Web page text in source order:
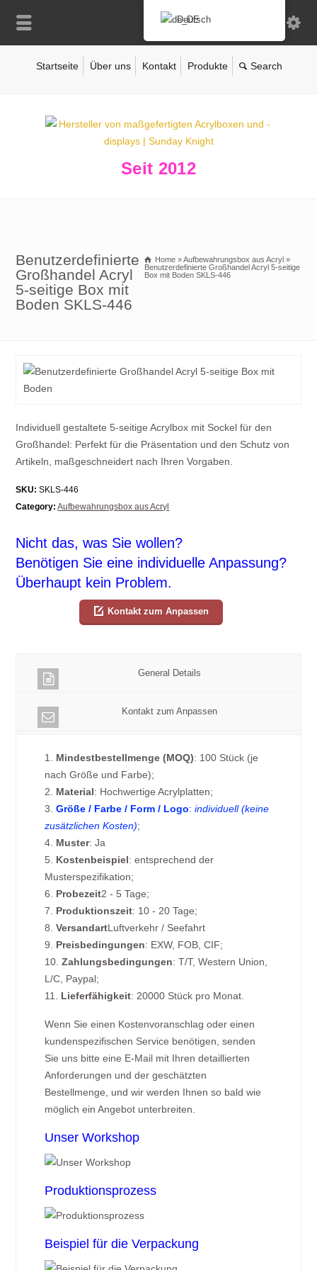
Startseite Über uns Kontakt Produkte
Seit 2012
Benutzerdefinierte
Großhandel Acryl
5-seitige Box mit
Boden SKLS-446
Home »Aufbewahrungsbox aus Acryl »
Benutzerdefinierte Großhandel Acryl 5-seitige
Box mit Boden SKLS-446
Individuell gestaltete 5-seitige Acrylbox mit Sockel für den
Großhandel: Perfekt für die Präsentation und den Schutz von
Artikeln, maßgeschneidert nach Ihren Vorgaben.
SKU: SKLS-446
Category: Aufbewahrungsbox aus Acryl
Nicht das, was Sie wollen?
Benötigen Sie eine individuelle Anpassung?
Überhaupt kein Problem.
Kontakt zum Anpassen
General Details
Kontakt zum Anpassen
1. Mindestbestellmenge (MOQ): 100 Stück (je
nach Größe und Farbe);
2. Material: Hochwertige Acrylplatten;
3.Größe / Farbe / Form / Logo:individuell (keine
zusätzlichen Kosten);
4. Muster: Ja
5. Kostenbeispiel: entsprechend der
Musterspezifikation;
6. Probezeit2 - 5 Tage;
7. Produktionszeit: 10 - 20 Tage;
8.VersandartLuftverkehr / Seefahrt
9. Preisbedingungen: EXW, FOB, CIF;
10.Zahlungsbedingungen: T/T, Western Union,
L/C, Paypal;
11. Lieferfähigkeit: 20000 Stück pro Monat.
Wenn Sie einen Kostenvoranschlag oder einen
kundenspezifischen Service benötigen, senden
Sie uns bitte eine E-Mail mit Ihren detaillierten
Anforderungen und der geschätzten
Bestellmenge, und wir werden Ihnen so bald wie
möglich ein Angebot unterbreiten.
Unser Workshop
Produktionsprozess
Beispiel für die Verpackung
Deutsch